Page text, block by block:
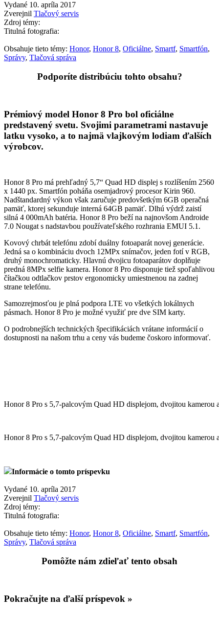
Vydané 10. apríla 2017
Zverejnil Tlačový servis
Zdroj témy:
Titulná fotografia:
Obsahuje tieto témy: Honor, Honor 8, Oficiálne, Smartf, Smartfón,
Správy, Tlačová správa
Podporíte distribúciu tohto obsahu?
Prémiový model Honor 8 Pro bol oficiálne
predstavený svetu. Svojimi parametrami nastavuje
latku vysoko, a to najmä vlajkovým lodiam ďalších
výrobcov.
Honor 8 Pro má prehľadný 5,7“ Quad HD displej s rozlíšením 2560
x 1440 px. Smartfón poháňa osemjadrový procesor Kirin 960.
Nadštandardný výkon však zaručuje predovšetkým 6GB operačná
pamäť, ktorej sekunduje interná 64GB pamäť. Dlhú výdrž zaistí
silná 4 000mAh batéria. Honor 8 Pro beží na najnovšom Androide
7.0 Nougat s nadstavbou používateľského rozhrania EMUI 5.1.
Kovový chrbát telefónu zdobí duálny fotoaparát novej generácie.
Jedná sa o kombináciu dvoch 12MPx snímačov, jeden fotí v RGB,
druhý monochromaticky. Hlavnú dvojicu fotoaparátov doplňuje
predná 8MPx selfie kamera. Honor 8 Pro disponuje tiež spoľahlivou
čítačkou odtlačkov prstov ergonomicky umiestnenou na zadnej
strane telefónu.
Samozrejmosťou je plná podpora LTE vo všetkých lokálnych
pásmach. Honor 8 Pro je možné využiť pre dve SIM karty.
O podrobnejších technických špecifikáciách vrátane informácií o
dostupnosti na našom trhu a ceny vás budeme čoskoro informovať.
Honor 8 Pro s 5,7-palcovým Quad HD displejom, dvojitou kamerou
Honor 8 Pro s 5,7-palcovým Quad HD displejom, dvojitou kamerou
Informácie o tomto príspevku
Vydané 10. apríla 2017
Zverejnil Tlačový servis
Zdroj témy:
Titulná fotografia:
Obsahuje tieto témy: Honor, Honor 8, Oficiálne, Smartf, Smartfón,
Správy, Tlačová správa
Pomôžte nám zdieľať tento obsah
Pokračujte na ďalší príspevok »